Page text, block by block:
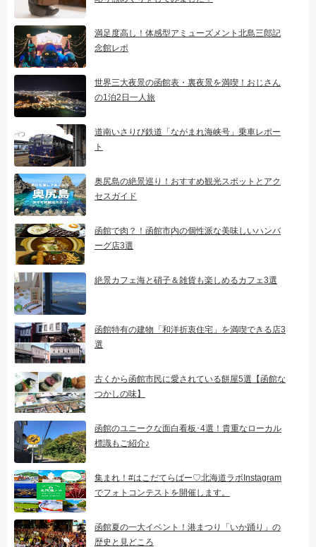
満足度高し！体感型アミューズメント北島三郎記
念館レポ
世界三大夜景の函館表・裏夜景を満喫！おじさん
の1泊2日一人旅
道南いさりび鉄道「ながまれ海峡号」乗車レポー
ト
奥尻島の絶景巡り！おすすめ観光スポットとアク
セスガイド
函館で肉？！函館市内の個性派な美味しいハンバ
ーグ店3選
絶景カフェ海と硝子＆雑貨も楽しめるカフェ3選
函館特有の建物「和洋折衷住宅」を満喫できる店3
選
古くから函館市民に愛されている餅屋5選【函館な
つかしの味】
函館のユニークな面白看板･4選！貴重なローカル
標識もご紹介♪
集まれ！#はこだてらばー♡北海道ラボInstagram
でフォトコンテストを開催します。
函館夏の一大イベント！港まつり「いか踊り」の
歴史と見どころ